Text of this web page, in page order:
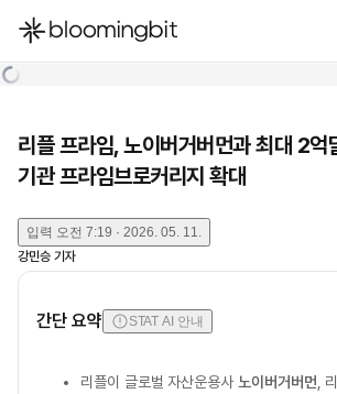
한국어
리플 프라임, 노이버거버먼과 최대 2
기관 프라임브로커리지 확대
입력 오전 7:19 · 2026. 05. 11.
강민승 기자
간단 요약 STAT AI 안내
리플이 글로벌 자산운용사 노이버거버먼 ,